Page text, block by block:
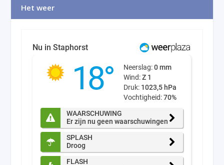
Het weer